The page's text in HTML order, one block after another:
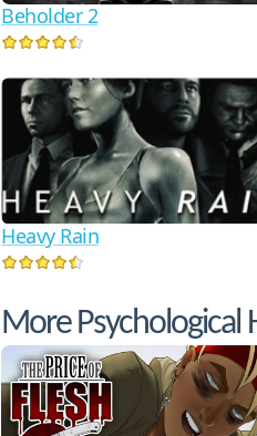
Beholder 2
Heavy Rain
More Psychological